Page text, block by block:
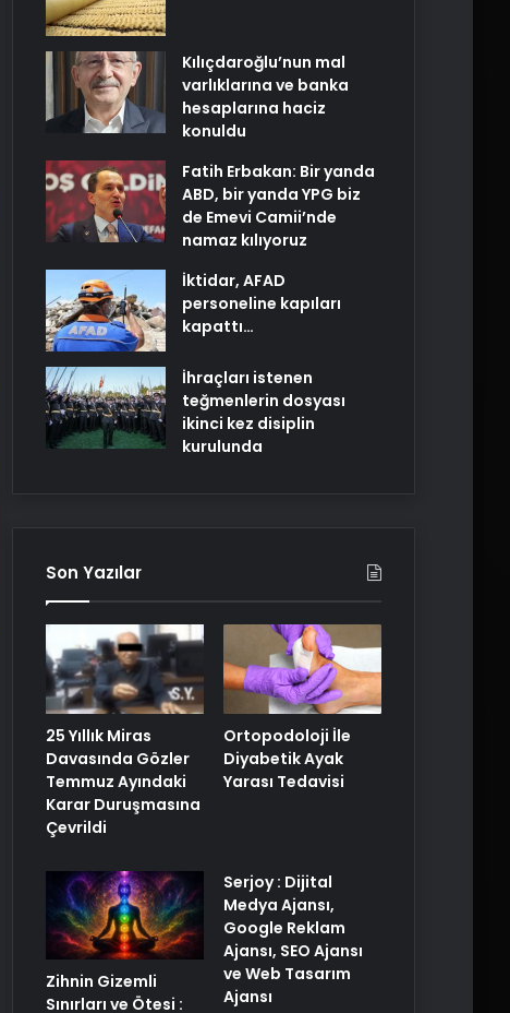
Kılıçdaroğlu’nun mal
varlıklarına ve banka
hesaplarına haciz
konuldu
Fatih Erbakan: Bir yanda
ABD, bir yanda YPG biz
de Emevi Camii’nde
namaz kılıyoruz
İktidar, AFAD
personeline kapıları
kapattı…
İhraçları istenen
teğmenlerin dosyası
ikinci kez disiplin
kurulunda
Son Yazılar
25 Yıllık Miras
Davasında Gözler
Temmuz Ayındaki
Karar Duruşmasına
Çevrildi
Ortopodoloji İle
Diyabetik Ayak
Yarası Tedavisi
Zihnin Gizemli
Sınırları ve Ötesi :
Serjoy : Dijital
Medya Ajansı,
Google Reklam
Ajansı, SEO Ajansı
ve Web Tasarım
Ajansı